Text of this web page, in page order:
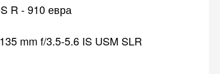
R - 910 евра
mm f/3.5-5.6 IS USM SLR